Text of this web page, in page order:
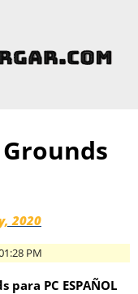
2020
PM
PC ESPAÑOL